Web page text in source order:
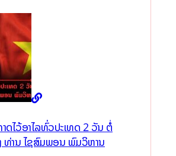
ດໄວ້ອາໄລທົ່ວປະເທດ 2 ວັນ ຕໍ່
ທ່ານ ໄຊສົມພອນ ພົມວິຫານ